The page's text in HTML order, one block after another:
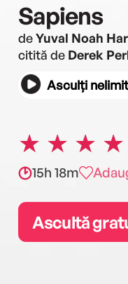
Sapiens
deYuval Noah
citită de Derek
Asculți
15h 18m
Ascultă